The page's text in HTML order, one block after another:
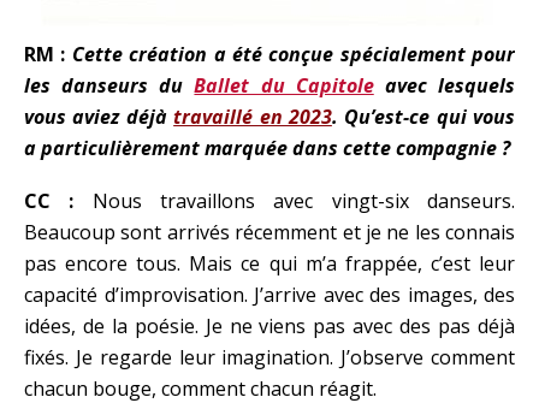
RM : Cette création a été conçue spécialement pour
les danseurs duBallet du Capitoleavec lesquels
vous aviez déjàtravaillé en 2023. Qu’est-ce qui vous
a particulièrement marquée dans cette compagnie ?
CC : Nous travaillons avec vingt-six danseurs.
Beaucoup sont arrivés récemment et je ne les connais
pas encore tous. Mais ce qui m’a frappée, c’est leur
capacité d’improvisation. J’arrive avec des images, des
idées, de la poésie. Je ne viens pas avec des pas déjà
fixés. Je regarde leur imagination. J’observe comment
chacun bouge, comment chacun réagit.